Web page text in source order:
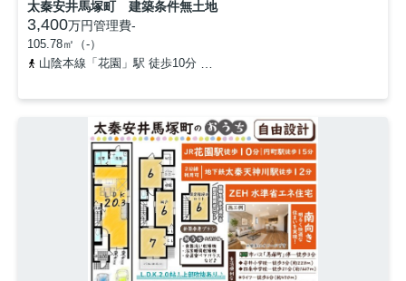
太秦安井馬塚町 建築条件無土地
3,400万円管理費-
105.78㎡（-）
山陰本線「花園」駅 徒歩10分